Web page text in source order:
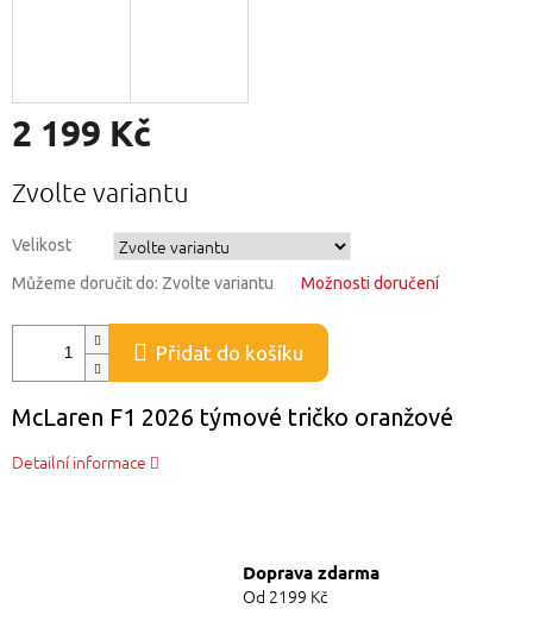
2 199 Kč
cena:
Zvolte variantu
Velikost
Můžeme doručit do: Zvolte variantu Možnosti doručení
Přidat do košíku
McLaren F1 2026 týmové tričko oranžové
Detailní informace
Doprava zdarma
Od 2199 Kč